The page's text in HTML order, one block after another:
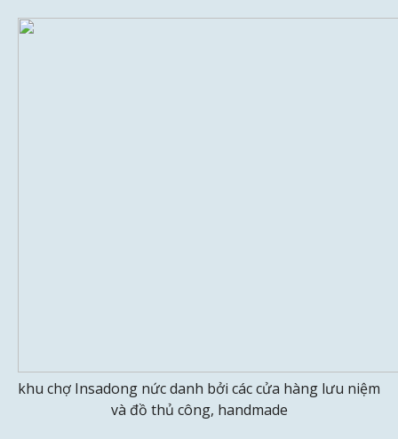
khu chợ Insadong nức danh bởi các cửa hàng lưu niệm
và đồ thủ công, handmade